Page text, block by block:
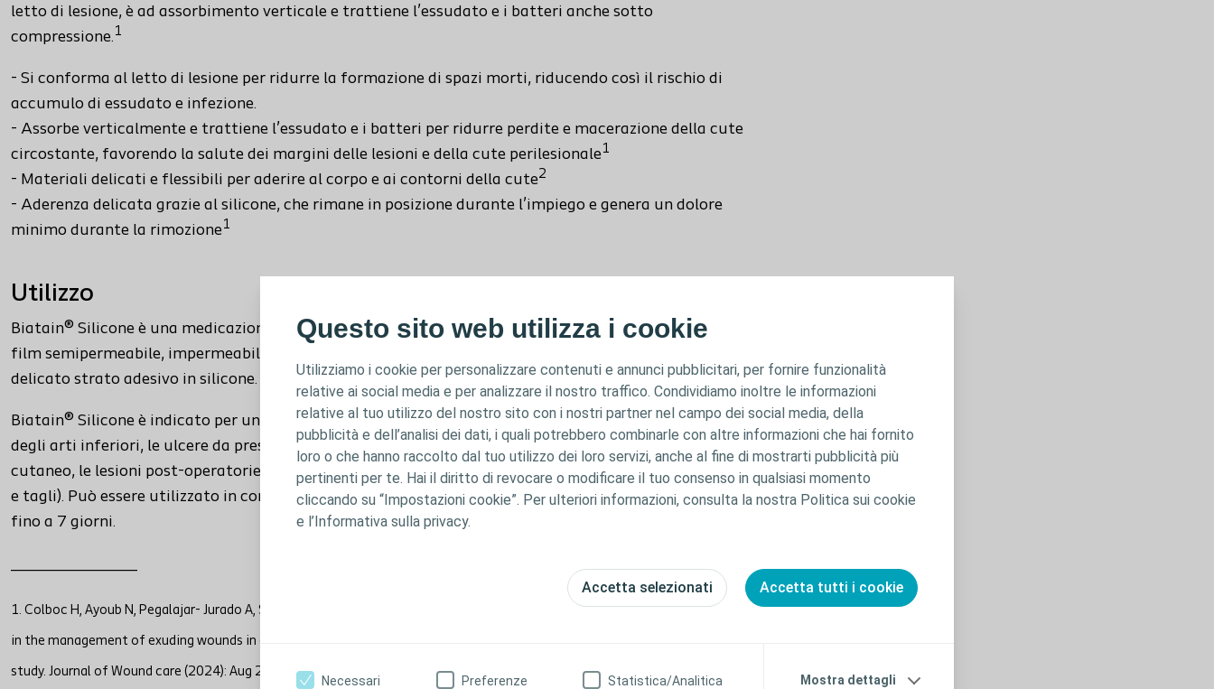
Questo sito web utilizza i cookie
Utilizziamo i cookie per personalizzare contenuti e annunci pubblicitari, per fornire funzionalità
relative ai social media e per analizzare il nostro traffico. Condividiamo inoltre le informazioni
relative al tuo utilizzo del nostro sito con i nostri partner nel campo dei social media, della
pubblicità e dell’analisi dei dati, i quali potrebbero combinarle con altre informazioni che hai fornito
loro o che hanno raccolto dal tuo utilizzo dei loro servizi, anche al fine di mostrarti pubblicità più
pertinenti per te. Hai il diritto di revocare o modificare il tuo consenso in qualsiasi momento
cliccando su “Impostazioni cookie”. Per ulteriori informazioni, consulta la nostra Politica sui cookie
e l’Informativa sulla privacy.
Accetta selezionati Accetta tutti i cookie
Necessari Preferenze Statistica/Analitica Mostra dettagli
letto di lesione, è ad assorbimento verticale e trattiene l’essudato e i batteri anche sotto
compressione. 1
- Si conforma al letto di lesione per ridurre la formazione di spazi morti, riducendo così il rischio di
accumulo di essudato e infezione.
- Assorbe verticalmente e trattiene l’essudato e i batteri per ridurre perdite e macerazione della cute
circostante, favorendo la salute dei margini delle lesioni e della cute perilesionale 1
- Materiali delicati e flessibili per aderire al corpo e ai contorni della cute2
- Aderenza delicata grazie al silicone, che rimane in posizione durante l’impiego e genera un dolore
minimo durante la rimozione 1
Utilizzo
Biatain® Silicone è una medicazione in schiuma di poliuretano delicata e confortevole, dotata di un top
film semipermeabile, impermeabile ai batteri e all'acqua, di uno strato super assorbente e di un
delicato strato adesivo in silicone.
Biatain® Silicone è indicato per un'ampia gamma di lesioni essudanti croniche e acute, quali le ulcere
degli arti inferiori, le ulcere da pressione, le ulcere del piede diabetico non infette, i siti di prelievo
cutaneo, le lesioni post-operatorie e le lesioni traumatiche (ad esempio, abrasioni cutanee, lacerazioni
e tagli). Può essere utilizzato in combinazione con la terapia compressiva e può essere lasciato in situ
fino a 7 giorni.
1. Colboc H, Ayoub N, Pegalajar- Jurado A, Schueller R, Armstrong F. Investigating the performance of a silicone foam dressing
in the management of exuding wounds in community nursing practice – a sub- analysis of the VIPES real-world observational
study. Journal of Wound care (2024): Aug 2;33(8):542-553. (Studio svolto su Biatain Silicone)